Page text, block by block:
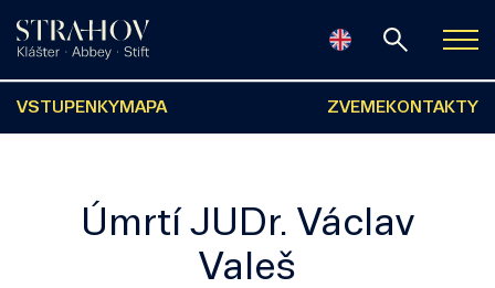
VSTUPENKY MAPA ZVEME KONTAKTY
Úmrtí JUDr. Václav
Valeš